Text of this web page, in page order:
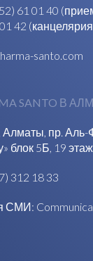
61 01 40
42
santo.com
SANTO В
Алматы, пр.
блок 5Б, 19 этаж
312 18 33
СМИ: